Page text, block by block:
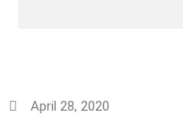
April 28, 2020